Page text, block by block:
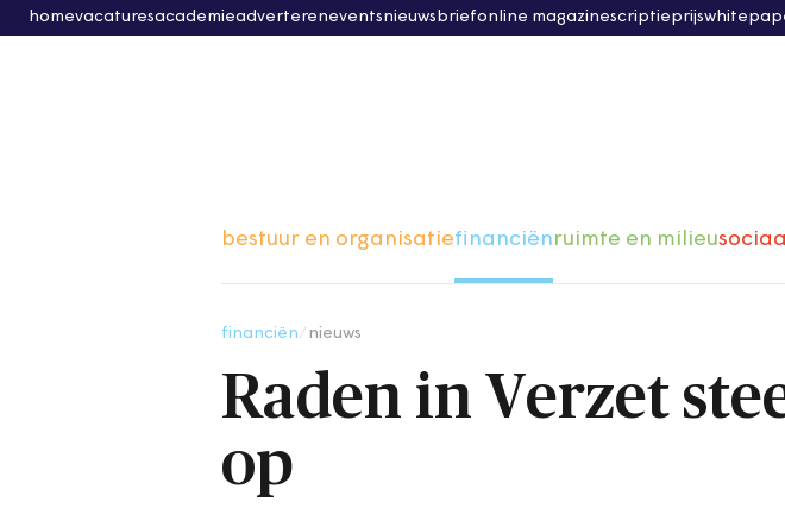
homevacaturesacademieadvertereneventsnieuwsbriefonline magazinescriptieprijs
bestuur en organisatiefinanciënruimte en milieu
financiën nieuws
Raden in Verzet
op